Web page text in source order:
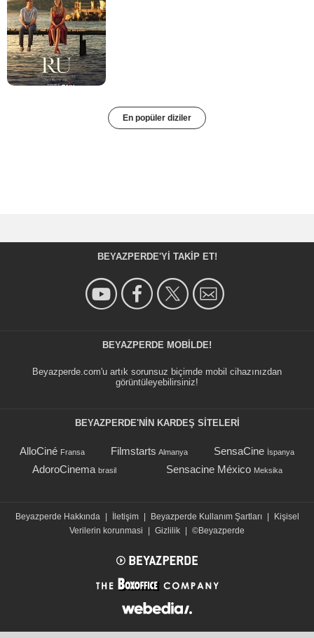
En popüler diziler
BEYAZPERDE'YI TAKIP ET!
BEYAZPERDE MOBILDE!
Beyazperde.com'u artık sorunsuz biçimde mobil cihazınızdan
görüntüleyebilirsiniz!
BEYAZPERDE'NIN KARDEŞ SİTELERİ
AlloCiné Fransa Filmstarts Almanya SensaCine İspanya
AdoroCinema brasil Sensacine México Meksika
Beyazperde Hakkında İletişim Beyazperde Kullanım Şartları
Kişisel
Verilerin korunmasi
Gizlilik ©Beyazperde